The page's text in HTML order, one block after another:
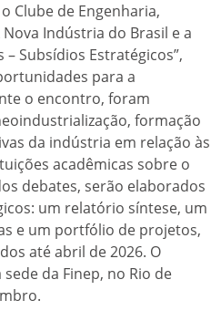
Clube de Engenharia,
Indústria do Brasil e a
Subsídios Estratégicos”,
para a
o encontro, foram
formação
da indústria em relação às
acadêmicas sobre o
debates, serão elaborados
um relatório síntese, um
e um portfólio de projetos,
até abril de 2026. O
da Finep, no Rio de